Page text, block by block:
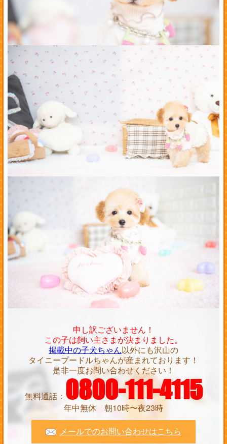
申し訳ございません！
この子は飼い主さまが決まりました。
掲載中の子犬ちゃん以外にも沢山の
タイニープードルちゃんが産まれております！
是非一度お問い合わせください！
無料通話： 0800-111-4115
年中無休 朝10時〜夜23時
メールでのお問い合わせはこちら